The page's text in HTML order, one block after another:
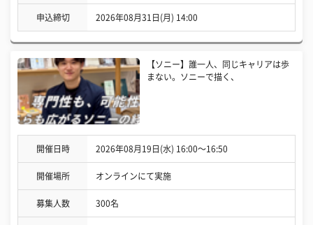
申込締切 2026年08月31日(月) 14:00
【ソニー】誰一人、同じキャリアは歩
まない。ソニーで描く、
開催日時 2026年08月19日(水) 16:00〜16:50
開催場所 オンラインにて実施
募集人数 300名